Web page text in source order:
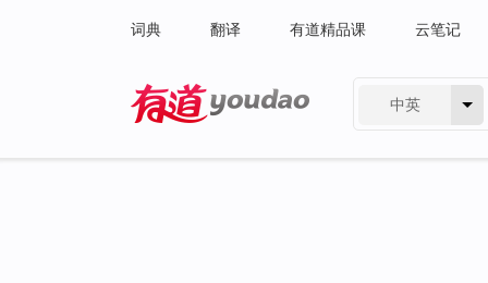
词典 翻译 有道精品课 云笔记
中英